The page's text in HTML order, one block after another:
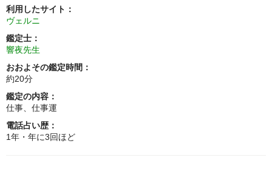
利用したサイト：
ヴェルニ
鑑定士：
響夜先生
おおよその鑑定時間：
約20分
鑑定の内容：
仕事、仕事運
電話占い歴：
1年・年に3回ほど